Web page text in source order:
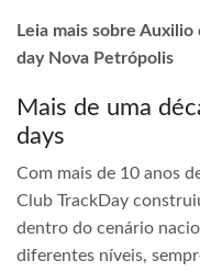
Leia mais sobre
day Nova Petrópolis
Mais de uma
days
Com mais de 10 anos
Club TrackDay
dentro do cenário
diferentes níveis,